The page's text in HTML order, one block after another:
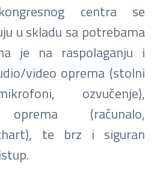
centra se
u skladu sa potrebama
je na raspolaganju i
video oprema (stolni
ozvučenje),
oprema (računalo,
te brz i siguran